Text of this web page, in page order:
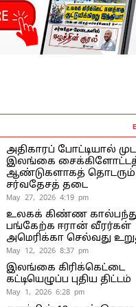
அதிகாரப் போட்டியால்
இலங்கை சைக்கிளோட்டத்
ஆண்டுகளாகத் தொடரும்
சர்வதேசத் தடை
May 27, 2026 4:19 pm
உலகக் கிண்ண
பங்கேற்க ஈரான் வீரர்கள்
அமெரிக்கா செல்வது
May 12, 2026 8:37 pm
இலங்கை கிரிக்கெட்டை
கட்டியெழுப்ப புதிய திட்டம்
May 1, 2026 6:28 pm